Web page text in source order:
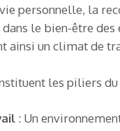
personnelle, la
le bien-être
ainsi un climat de
les piliers
: Un